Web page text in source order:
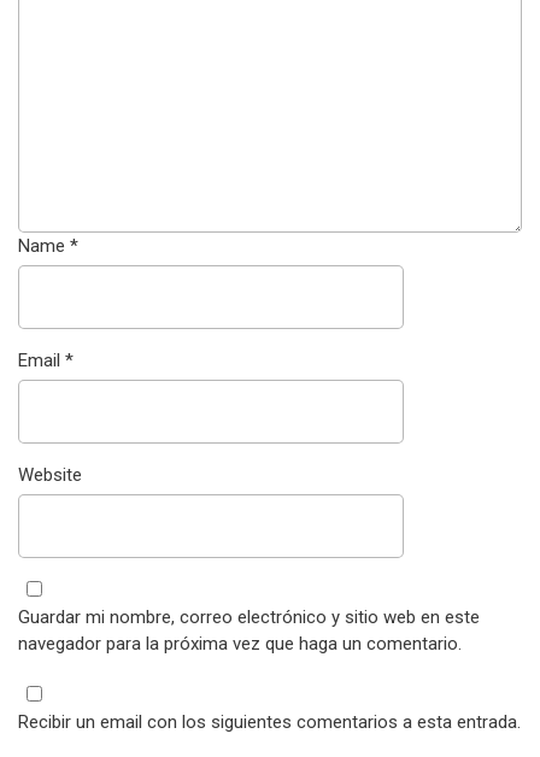
Name *
Email *
Website
Guardar mi nombre, correo electrónico y sitio web en este
navegador para la próxima vez que haga un comentario.
Recibir un email con los siguientes comentarios a esta entrada.